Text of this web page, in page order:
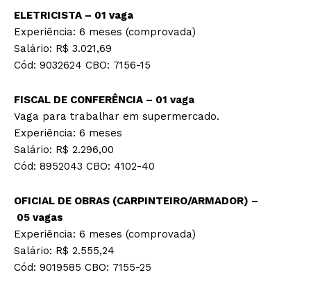
ELETRICISTA – 01 vaga
Experiência: 6 meses (comprovada)
Salário: R$ 3.021,69
Cód: 9032624 CBO: 7156-15
FISCAL DE CONFERÊNCIA – 01 vaga
Vaga para trabalhar em supermercado.
Experiência: 6 meses
Salário: R$ 2.296,00
Cód: 8952043 CBO: 4102-40
OFICIAL DE OBRAS (CARPINTEIRO/ARMADOR) –
05 vagas
Experiência: 6 meses (comprovada)
Salário: R$ 2.555,24
Cód: 9019585 CBO: 7155-25